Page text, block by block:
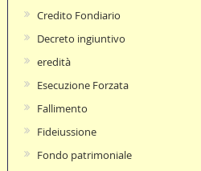
Credito Fondiario
Decreto ingiuntivo
eredità
Esecuzione Forzata
Fallimento
Fideiussione
Fondo patrimoniale